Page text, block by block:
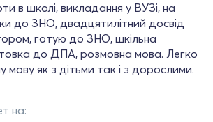
в школі, викладання у ВУЗі, на
до ЗНО, двадцятилітний досвід
готую до ЗНО, шкільна
до ДПА, розмовна мова. Легко
мову як з дітьми так і з дорослими.
на: